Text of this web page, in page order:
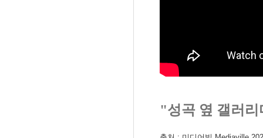
"성곡 옆 갤러